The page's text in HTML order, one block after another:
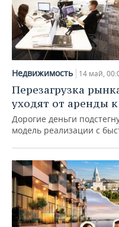
Недвижимость 14 май,
Перезагрузка
уходят от аренды
Дорогие деньги
модель реализации с